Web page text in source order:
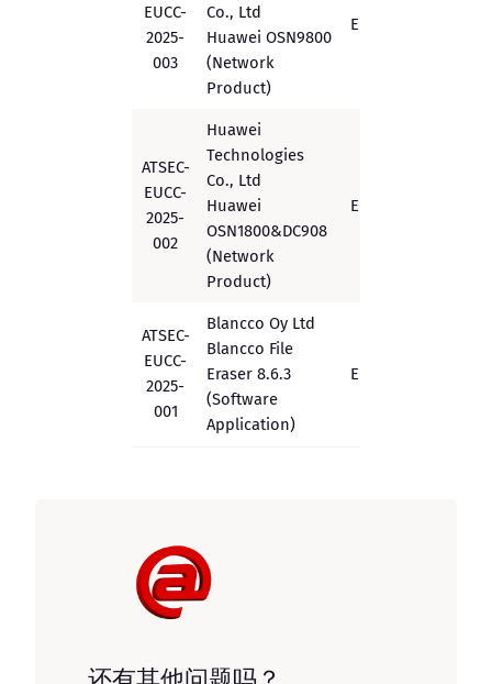
EUCC-
2025-
003
Co., Ltd
Huawei OSN9800
(Network
Product)
EUCC
ATSEC-
EUCC-
2025-
002
Huawei
Technologies
Co., Ltd
Huawei
OSN1800&DC908
(Network
Product)
EUCC
ATSEC-
EUCC-
2025-
001
Blancco Oy Ltd
Blancco File
Eraser 8.6.3
(Software
Application)
EUCC